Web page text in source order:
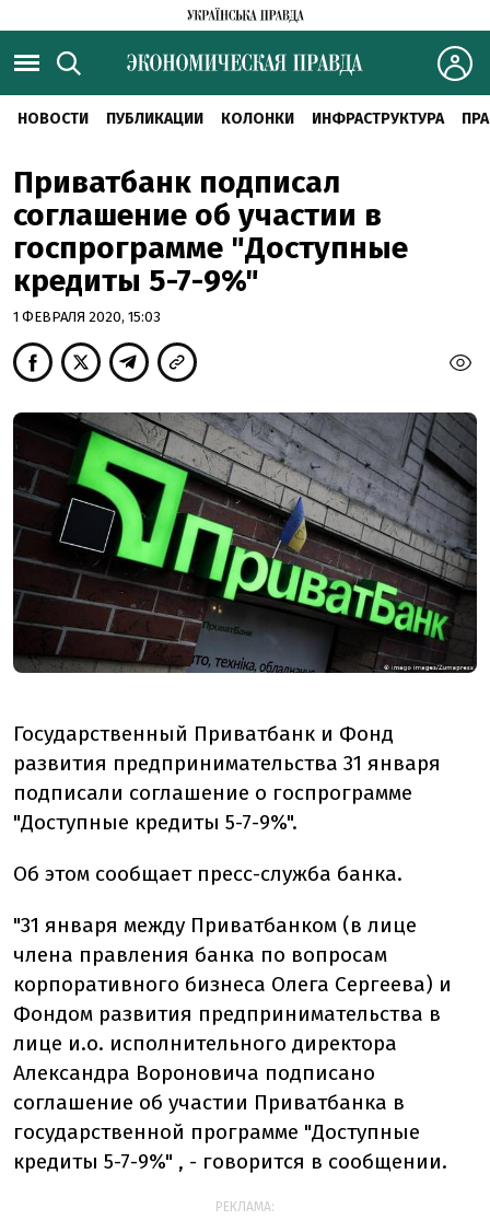
НОВОСТИ ПУБЛИКАЦИИ КОЛОНКИ ИНФРАСТРУКТУРА
Приватбанк подписал
соглашение об участии в
госпрограмме "Доступные
кредиты 5-7-9%"
1 ФЕВРАЛЯ 2020, 15:03
Государственный Приватбанк и Фонд
развития предпринимательства 31 января
подписали соглашение о госпрограмме
"Доступные кредиты 5-7-9%".
Об этом сообщает пресс-служба банка.
"31 января между Приватбанком (в лице
члена правления банка по вопросам
корпоративного бизнеса Олега Сергеева) и
Фондом развития предпринимательства в
лице и.о. исполнительного директора
Александра Вороновича подписано
соглашение об участии Приватбанка в
государственной программе "Доступные
кредиты 5-7-9%" , - говорится в сообщении.
РЕКЛАМА: